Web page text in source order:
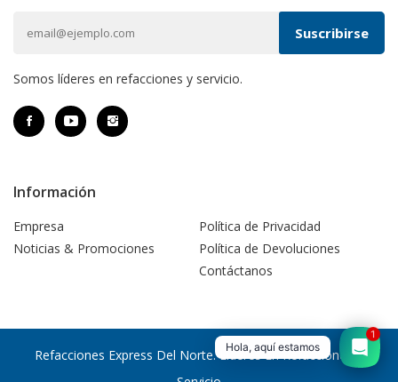
Somos líderes en refacciones y servicio.
Información
Empresa
Noticias & Promociones
Política de Privacidad
Política de Devoluciones
Contáctanos
Refacciones Express Del Norte. Líderes En Refacciones Y
Hola, aquí estamos
1